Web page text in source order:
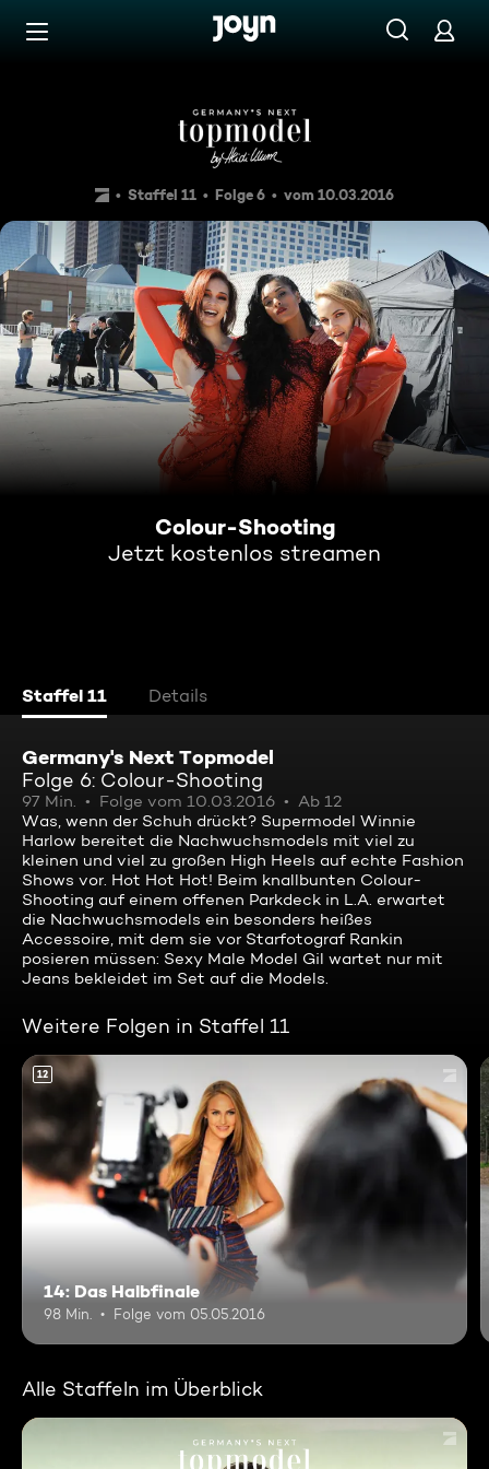
Zum Inhalt springen
Colour-Shooting
Staffel 11 Folge 6 vom 10.03.2016
Colour-Shooting
Jetzt kostenlos streamen
Staffel 11 Details
Germany's Next Topmodel
Folge 6: Colour-Shooting
97 Min. Folge vom 10.03.2016
Ab 12
Was, wenn der Schuh drückt? Supermodel Winnie
Harlow bereitet die Nachwuchsmodels mit viel zu
kleinen und viel zu großen High Heels auf echte Fashion
Shows vor. Hot Hot Hot! Beim knallbunten Colour-
Shooting auf einem offenen Parkdeck in L.A. erwartet
die Nachwuchsmodels ein besonders heißes
Accessoire, mit dem sie vor Starfotograf Rankin
posieren müssen: Sexy Male Model Gil wartet nur mit
Jeans bekleidet im Set auf die Models.
Weitere Folgen in Staffel 11
12
14: Das Halbfinale
98 Min. Folge vom 05.05.2016
Alle Staffeln im Überblick